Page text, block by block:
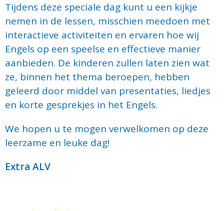
Tijdens deze speciale dag kunt u een kijkje
nemen in de lessen, misschien meedoen met
interactieve activiteiten en ervaren hoe wij
Engels op een speelse en effectieve manier
aanbieden. De kinderen zullen laten zien wat
ze, binnen het thema beroepen, hebben
geleerd door middel van presentaties, liedjes
en korte gesprekjes in het Engels.
We hopen u te mogen verwelkomen op deze
leerzame en leuke dag!
Extra ALV